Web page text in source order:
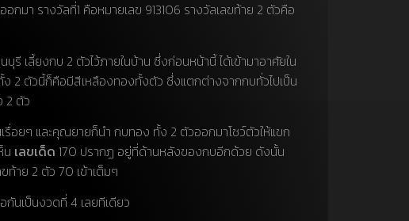
มา รางวัลที่1 คือหมายเลข 913106 รางวัลเลขท้าย 2 ตัวคือ
เลี้ยงกบ 2 ตัวไว้ภายในบ้าน ซึ่งก่อนหน้านี้ ได้เข้ามาอาศัยใน
ง 2 ตัวนี้ก็คือมีสีเหลืองทองทั้งตัว ซึ่งแตกต่างจากกบทั่วไปเป็น
2 ตัว
อยๆ และคุณยายก็นำ กบทอง ทั้ง 2 ตัวออกมาโชว์ตัวให้แขก
น เลขเด็ด 170 ปรากฏ อยู่ที่ด้านหลังของกบอีกด้วย ดังนั้น
ท้าย 2 ตัว 70 เข้าเต็มๆ
นเป็นงวดที่ 4 เลยทีเดียว